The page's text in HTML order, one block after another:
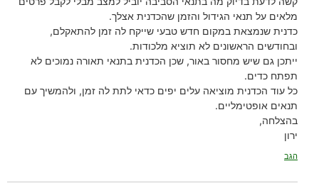
מלאים על תנאי הגידול והזמן שהכדנית אצלך.
כדנית שנמצאת במקום חדש טבעי שייקח לה זמן להתאקלם,
ובחודשים הראשונים לא תוציא מלכודות.
ייתכן גם שיש מחסור באור, שכן הכדנית בתנאי תאורה נמוכים לא
תפתח כדים.
כל עוד הכדנית מוציאה עלים יפים כדאי לתת לה זמן, ולהמשיך עם
תנאים אופטימליים.
בהצלחה,
ירון
הגב